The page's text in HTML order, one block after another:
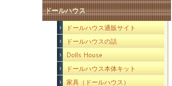
ドールハウス
ドールハウス通販サイト
ドールハウスの話
Dolls House
ドールハウス本体キット
家具（ドールハウス）